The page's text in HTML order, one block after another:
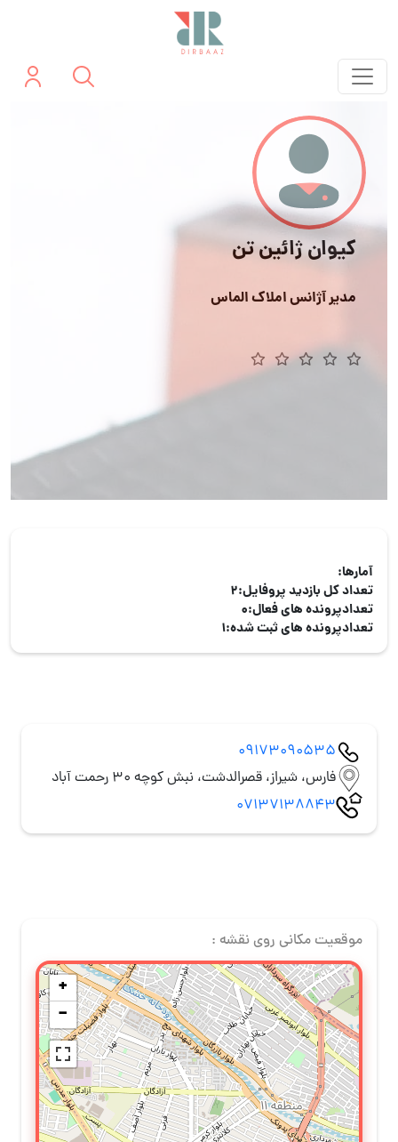
کیوان ژائین تن
مدیر آژانس املاک الماس
آمارها:
تعداد کل بازدید پروفایل:2
تعدادپرونده های فعال:0
تعدادپرونده های ثبت شده:1
09173090535
فارس، شیراز، قصرالدشت، نبش کوچه 30 رحمت آباد
07137138843
موقعیت مکانی روی نقشه :
+
−